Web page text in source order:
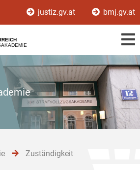
justiz.gv.at bmj.gv.at
Zuständigkeit